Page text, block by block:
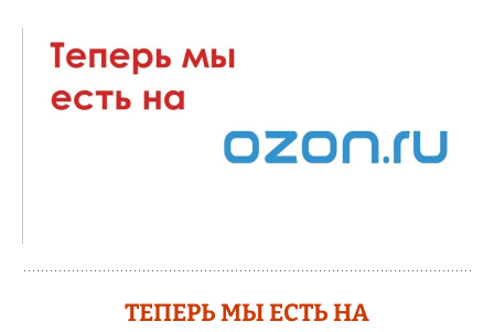
ЖМИТЕ НИЖЕ